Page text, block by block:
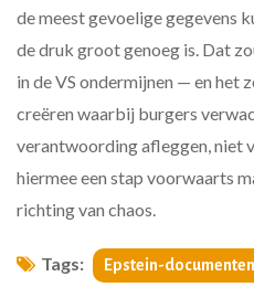
de meest gevoelige gegevens
de druk groot genoeg is. Dat
in de VS ondermijnen — en het
creëren waarbij burgers
verantwoording afleggen, niet
hiermee een stap voorwaarts
richting van chaos.
Tags: Epstein-documenten